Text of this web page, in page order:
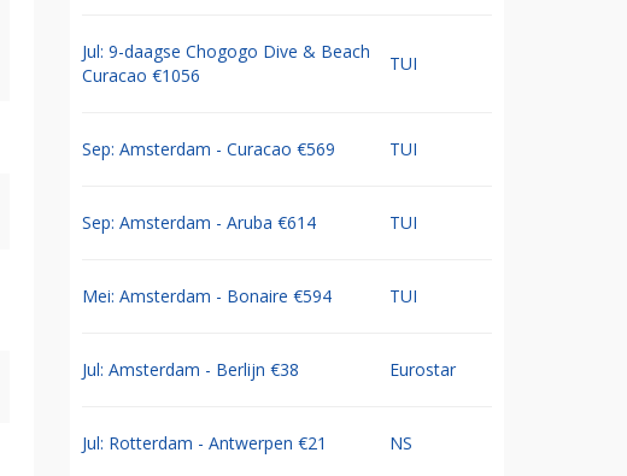
Jul: 9-daagse Chogogo Dive & Beach
Curacao €1056
TUI
Sep: Amsterdam - Curacao €569 TUI
Sep: Amsterdam - Aruba €614 TUI
Mei: Amsterdam - Bonaire €594 TUI
Jul: Amsterdam - Berlijn €38 Eurostar
Jul: Rotterdam - Antwerpen €21 NS